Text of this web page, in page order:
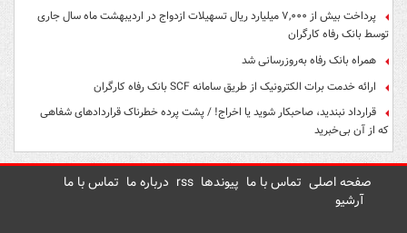
پرداخت بیش از ۷,۰۰۰ میلیارد ریال تسهیلات ازدواج در اردیبهشت ماه سال جاری
توسط بانک رفاه کارگران
همراه بانک رفاه به‌روزرسانی شد
ارائه خدمت برات الکترونیک از طریق سامانه SCF بانک رفاه کارگران
قرارداد نبندید، صاحبکار شوید یا اخراج! / پشت پرده خطرناک قراردادهای شفاهی
که از آن بی‌خبرید
صفحه اصلی تماس با ما پیوندها rss درباره ما تماس با ما
آرشیو